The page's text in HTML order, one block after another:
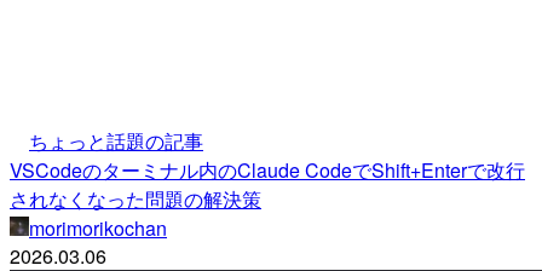
ちょっと話題の記事
VSCodeのターミナル内のClaude CodeでShift+Enterで改行
されなくなった問題の解決策
morimorikochan
2026.03.06